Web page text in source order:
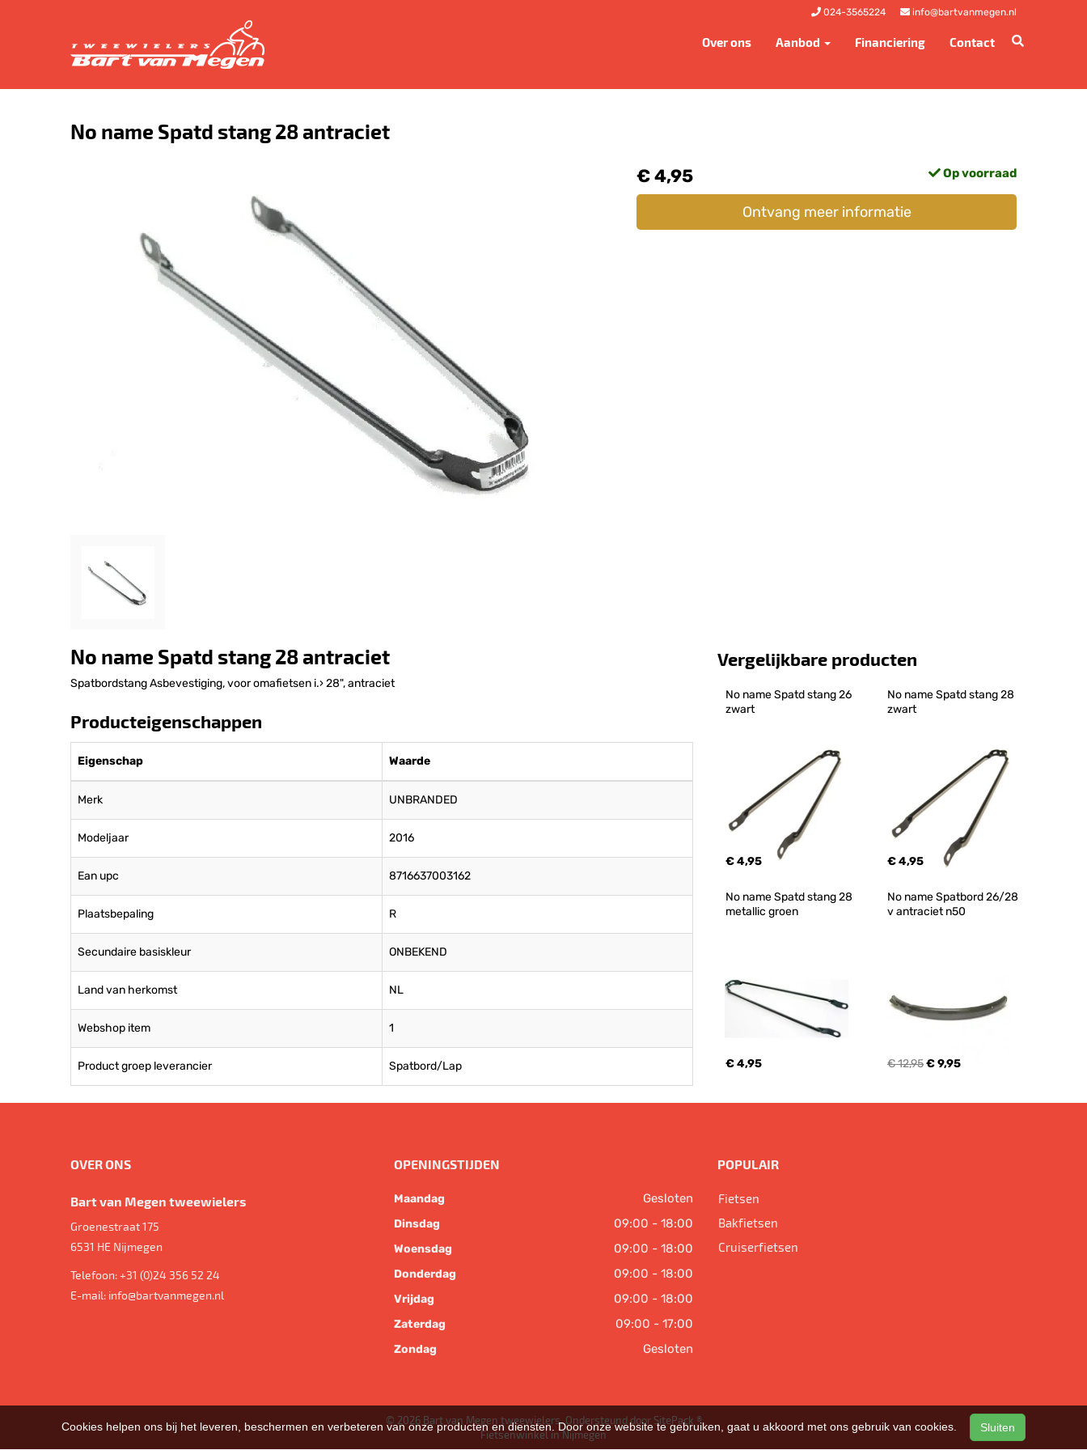
024-3565224 info@bartvanmegen.nl
Over ons Aanbod Financiering Contact
No name Spatd stang 28 antraciet
€ 4,95 Op voorraad
Ontvang meer informatie
No name Spatd stang 28 antraciet
Spatbordstang Asbevestiging, voor omafietsen i.› 28", antraciet
Producteigenschappen
Eigenschap Waarde
Merk UNBRANDED
Modeljaar 2016
Ean upc 8716637003162
Plaatsbepaling R
Secundaire basiskleur ONBEKEND
Land van herkomst NL
Webshop item 1
Product groep leverancier Spatbord/Lap
Vergelijkbare producten
No name Spatd stang 26
zwart
€ 4,95
No name Spatd stang 28
zwart
€ 4,95
No name Spatd stang 28
metallic groen
€ 4,95
No name Spatbord 26/28
v antraciet n50
€ 12,95€ 9,95
OVER ONS
Bart van Megen tweewielers
Groenestraat 175
6531 HE Nijmegen
Telefoon:+31 (0)24 356 52 24
E-mail: info@bartvanmegen.nl
OPENINGSTIJDEN
Maandag Gesloten
Dinsdag 09:00 - 18:00
Woensdag 09:00 - 18:00
Donderdag 09:00 - 18:00
Vrijdag 09:00 - 18:00
Zaterdag 09:00 - 17:00
Zondag Gesloten
POPULAIR
Fietsen
Bakfietsen
Cruiserfietsen
© 2026 Bart van Megen tweewielers. Ondersteund door SitePack ®
Fietsenwinkel in Nijmegen
Cookies helpen ons bij het leveren, beschermen en verbeteren van onze producten en diensten. Door onze website te gebruiken, gaat u akkoord met ons gebruik van cookies. Sluiten